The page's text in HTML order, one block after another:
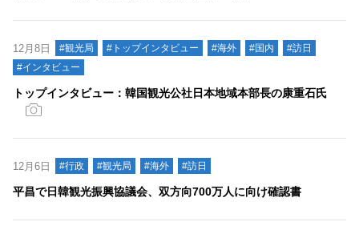
12月8日 #観光局 #トップインタビュー #海外 #国内
#訪日
#インタビュー
トップインタビュー：韓国観光公社日本地域本部長の康重石氏
12月6日 #行政 #観光局 #海外 #訪日
平昌で日韓観光振興協議会、双方向700万人に向け確認書